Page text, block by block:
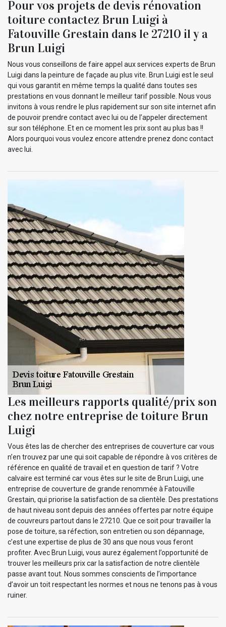
Pour vos projets de devis rénovation
toiture contactez Brun Luigi à
Fatouville Grestain dans le 27210 il y a
Brun Luigi
Nous vous conseillons de faire appel aux services experts de Brun
Luigi dans la peinture de façade au plus vite. Brun Luigi est le seul
qui vous garantit en même temps la qualité dans toutes ses
prestations en vous donnant le meilleur tarif possible. Nous vous
invitons à vous rendre le plus rapidement sur son site internet afin
de pouvoir prendre contact avec lui ou de l’appeler directement
sur son téléphone. Et en ce moment les prix sont au plus bas !!
Alors pourquoi vous voulez encore attendre prenez donc contact
avec lui.
Les meilleurs rapports qualité/prix son
chez notre entreprise de toiture Brun
Luigi
Vous êtes las de chercher des entreprises de couverture car vous
n’en trouvez par une qui soit capable de répondre à vos critères de
référence en qualité de travail et en question de tarif ? Votre
calvaire est terminé car vous êtes sur le site de Brun Luigi, une
entreprise de couverture de grande renommée à Fatouville
Grestain, qui priorise la satisfaction de sa clientèle. Des prestations
de haut niveau sont depuis des années offertes par notre équipe
de couvreurs partout dans le 27210. Que ce soit pour travailler la
pose de toiture, sa réfection, son entretien ou son dépannage,
c’est une expertise de plus de 30 ans que nous vous feront
profiter. Avec Brun Luigi, vous aurez également l’opportunité de
trouver les meilleurs prix car la satisfaction de notre clientèle
passe avant tout. Nous sommes conscients de l’importance
d’avoir un toit respectant les normes et nous ne tenons pas à vous
ruiner.